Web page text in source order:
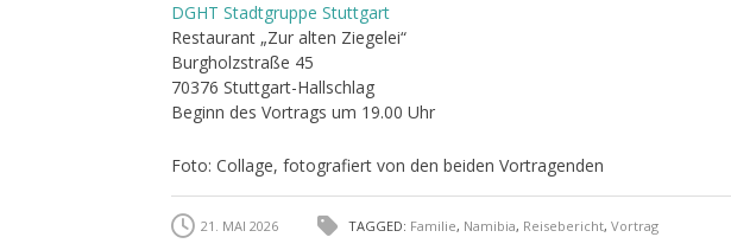
DGHT Stadtgruppe Stuttgart
Restaurant „Zur alten Ziegelei“
Burgholzstraße 45
70376 Stuttgart-Hallschlag
Beginn des Vortrags um 19.00 Uhr
Foto: Collage, fotografiert von den beiden Vortragenden
21. MAI 2026 TAGGED: Familie, Namibia, Reisebericht, Vortrag